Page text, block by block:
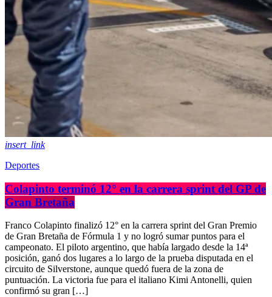
insert_link
Deportes
Colapinto terminó 12° en la carrera sprint del GP de
Gran Bretaña
Franco Colapinto finalizó 12° en la carrera sprint del Gran Premio
de Gran Bretaña de Fórmula 1 y no logró sumar puntos para el
campeonato. El piloto argentino, que había largado desde la 14ª
posición, ganó dos lugares a lo largo de la prueba disputada en el
circuito de Silverstone, aunque quedó fuera de la zona de
puntuación. La victoria fue para el italiano Kimi Antonelli, quien
confirmó su gran […]